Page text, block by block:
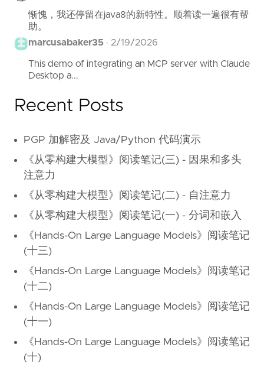
惭愧，我还停留在java8的新特性。顺着读一遍很有帮
助。
marcusabaker35 · 2/19/2026
This demo of integrating an MCP server with Claude
Desktop a...
Recent Posts
PGP 加解密及 Java/Python 代码演示
《从零构建大模型》阅读笔记(三) - 因果和多头
注意力
《从零构建大模型》阅读笔记(二) - 自注意力
《从零构建大模型》阅读笔记(一) - 分词和嵌入
《Hands-On Large Language Models》阅读笔记
(十三)
《Hands-On Large Language Models》阅读笔记
(十二)
《Hands-On Large Language Models》阅读笔记
(十一)
《Hands-On Large Language Models》阅读笔记
(十)